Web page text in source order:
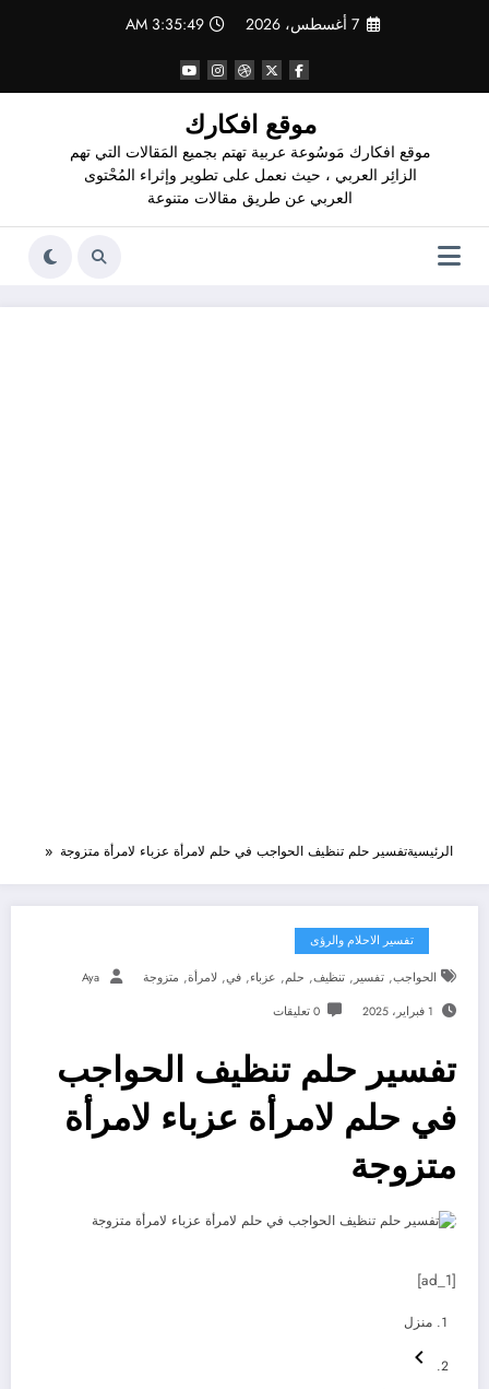
7 أغسطس، 2026 3:35:50 AM
موقع افكارك
موقع افكارك مَوسُوعة عربية تهتم بجميع المَقالات التي تهم
الزائِر العربي ، حيث نعمل على تطوير وإثراء المُحْتوى
العربي عن طريق مقالات متنوعة
الرئيسيةتفسير حلم تنظيف الحواجب في حلم لامرأة عزباء لامرأة متزوجة
تفسير الاحلام والرؤى
الحواجب, تفسير , تنظيف, حلم, عزباء, في, لامرأة, متزوجة Aya
1 فبراير، 2025 0 تعليقات
تفسير حلم تنظيف الحواجب
في حلم لامرأة عزباء لامرأة
متزوجة
[ad_1]
منزل